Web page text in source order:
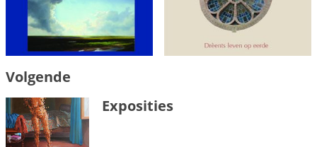
Volgende
Exposities